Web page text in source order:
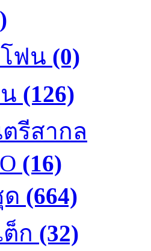
ฟน (0)
(126)
รีสากล
(16)
(664)
ก (32)